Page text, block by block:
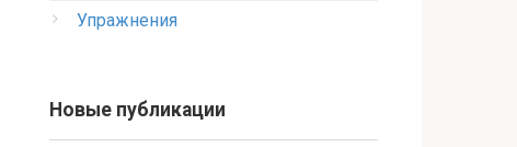
Упражнения
Новые публикации